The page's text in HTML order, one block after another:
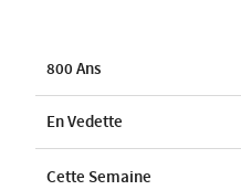
800 Ans
En Vedette
Cette Semaine